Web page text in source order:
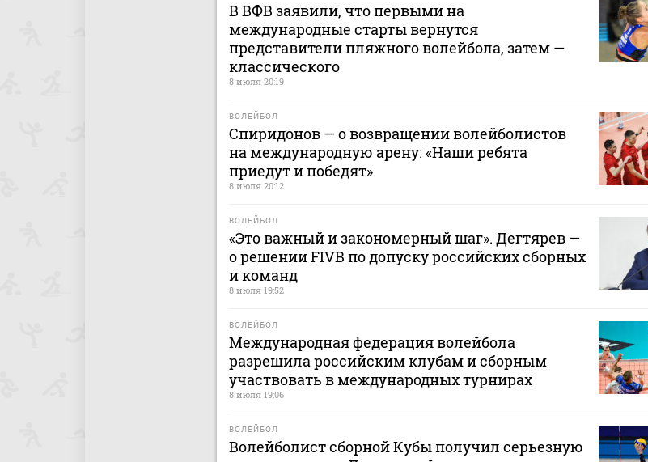
В ВФВ заявили, что первыми на
международные старты вернутся
представители пляжного волейбола, затем —
классического
8 июля 20:19
ВОЛЕЙБОЛ
Спиридонов — о возвращении волейболистов
на международную арену: «Наши ребята
приедут и победят»
8 июля 20:12
ВОЛЕЙБОЛ
«Это важный и закономерный шаг». Дегтярев —
о решении FIVB по допуску российских сборных
и команд
8 июля 19:52
ВОЛЕЙБОЛ
Международная федерация волейбола
разрешила российским клубам и сборным
участвовать в международных турнирах
8 июля 19:06
ВОЛЕЙБОЛ
Волейболист сборной Кубы получил серьезную